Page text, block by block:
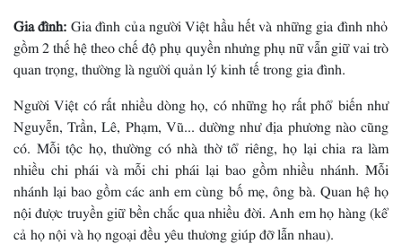
Gia đình:Gia đình của người Việt hầu hết và những gia đình nhỏ
gồm 2 thế hệ theo chế độ phụ quyền nhưng phụ nữ vẫn giữ vai trò
quan trọng, thường là người quản lý kinh tế trong gia đình.
Người Việt có rất nhiều dòng họ, có những họ rất phổ biến như
Nguyễn, Trần, Lê, Phạm, Vũ... dường như địa phương nào cũng
có. Mỗi tộc họ, thường có nhà thờ tổ riêng, họ lại chia ra làm
nhiều chi phái và mỗi chi phái lại bao gồm nhiều nhánh. Mỗi
nhánh lại bao gồm các anh em cùng bố mẹ, ông bà. Quan hệ họ
nội được truyền giữ bền chắc qua nhiều đời. Anh em họ hàng (kể
cả họ nội và họ ngoại đều yêu thương giúp đỡ lẫn nhau).